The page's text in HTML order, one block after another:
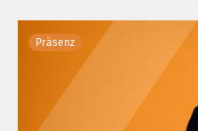
Präsenz